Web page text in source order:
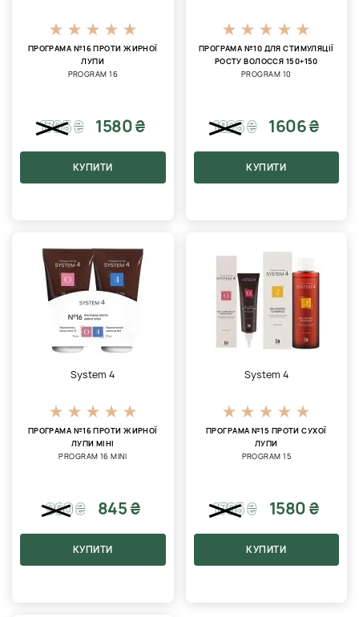
ПРОГРАМА №16 ПРОТИ ЖИРНОЇ
ЛУПИ
PROGRAM 16
1795₴ 1580 ₴
КУПИТИ
ПРОГРАМА №10 ДЛЯ СТИМУЛЯЦІЇ
РОСТУ ВОЛОССЯ 150+150
PROGRAM 10
1825₴ 1606 ₴
КУПИТИ
System 4
ПРОГРАМА №16 ПРОТИ ЖИРНОЇ
ЛУПИ МІНІ
PROGRAM 16 MINI
960₴ 845 ₴
КУПИТИ
System 4
ПРОГРАМА №15 ПРОТИ СУХОЇ
ЛУПИ
PROGRAM 15
1795₴ 1580 ₴
КУПИТИ